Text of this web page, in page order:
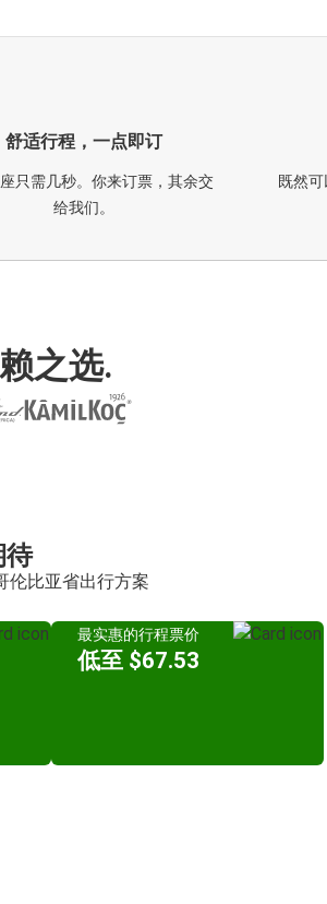
舒适行程，一点即订
只需几秒。你来订票，其余交
给我们。
既然
之选.
待
伦比亚省出行方案
最实惠的行程票价
低至 $67.53